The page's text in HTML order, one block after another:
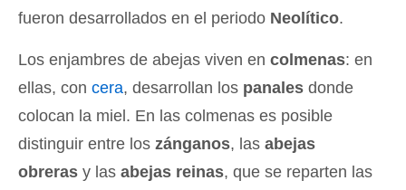
fueron desarrollados en el periodo Neolítico.
Los enjambres de abejas viven en colmenas: en
ellas, con cera, desarrollan los panales donde
colocan la miel. En las colmenas es posible
distinguir entre los zánganos, las abejas
obreras y las abejas reinas, que se reparten las